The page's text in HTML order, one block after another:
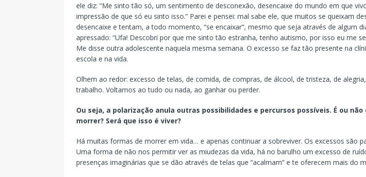
ele diz: “Me sinto tão só, um sentimento de desconexão, desencaixe do mundo em que
impressão de que só eu sinto isso.” Parei e pensei: mal sabe ele, que muitos se queixam
desencaixe e tentam, a todo momento, “se encaixar”, mesmo que seja através de algum
apressado: “Ufa! Descobri por que me sinto tão estranha, tenho autismo, por isso eu me
Me disse outra adolescente naquela mesma semana. O excesso se faz tão presente na
escola e na vida.
Olhem ao redor: excesso de telas, de comida, de compras, de álcool, de tristeza, de
trabalho. Voltamos ao tudo ou nada, ao ganhar ou perder.
Ou seja, a polarização anula outras possibilidades e percursos possíveis. É ou não
morrer? Será que isso é viver?
Há muitas formas de morrer em vida… e apenas continuar a sobreviver. Os excessos são
Uma forma de não nos permitir ver as miudezas da vida, há no barulho um excesso de
presenças imaginárias que se dão através de telas que “acalmam” e te oferecem mais do